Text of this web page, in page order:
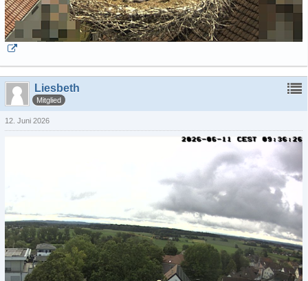
Liesbeth
Mitglied
12. Juni 2026